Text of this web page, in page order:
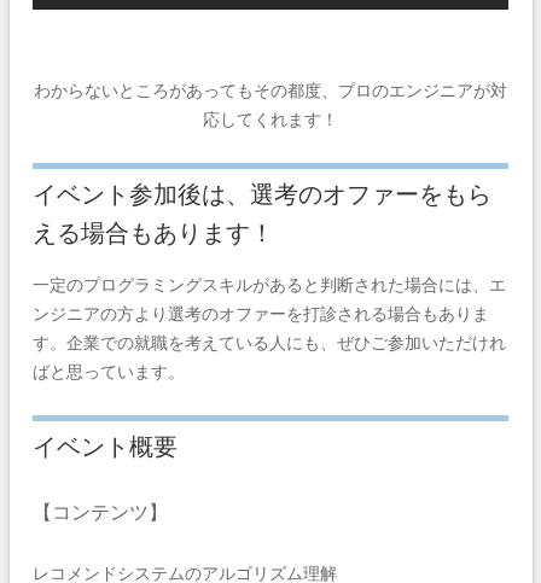
わからないところがあってもその都度、プロのエンジニアが対
応してくれます！
イベント参加後は、選考のオファーをもら
える場合もあります！
一定のプログラミングスキルがあると判断された場合には、エ
ンジニアの方より選考のオファーを打診される場合もありま
す。企業での就職を考えている人にも、ぜひご参加いただけれ
ばと思っています。
イベント概要
【コンテンツ】
レコメンドシステムのアルゴリズム理解